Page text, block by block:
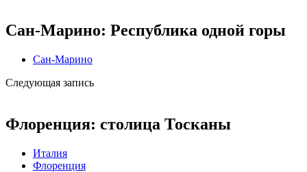
Сан-Марино: Республика одной горы
Сан-Марино
Следующая запись
Флоренция: столица Тосканы
Италия
Флоренция